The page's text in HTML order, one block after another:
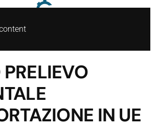
IN UE